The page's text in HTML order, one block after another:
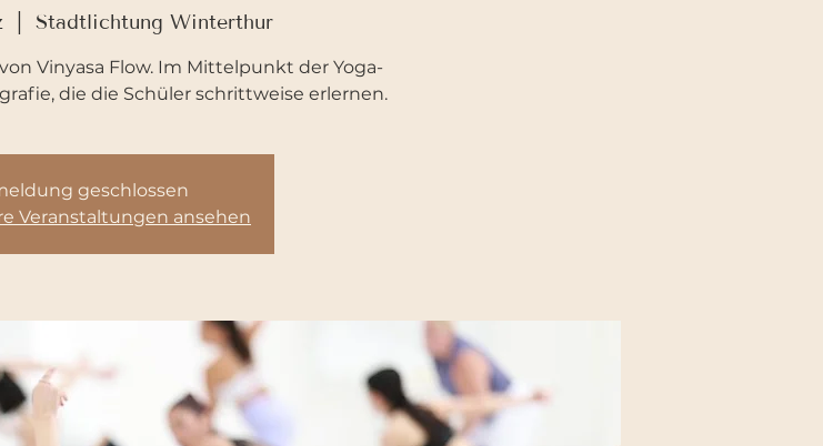
Stadtlichtung Winterthur
Vinyasa Flow. Im Mittelpunkt der Yoga-
die die Schüler schrittweise erlernen.
geschlossen
Veranstaltungen ansehen